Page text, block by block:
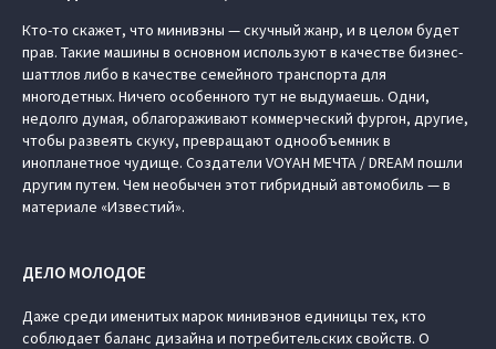
Кто-то скажет, что минивэны — скучный жанр, и в целом будет
прав. Такие машины в основном используют в качестве бизнес-
шаттлов либо в качестве семейного транспорта для
многодетных. Ничего особенного тут не выдумаешь. Одни,
недолго думая, облагораживают коммерческий фургон, другие,
чтобы развеять скуку, превращают однообъемник в
инопланетное чудище. Создатели VOYAH МЕЧТА / DREAM пошли
другим путем. Чем необычен этот гибридный автомобиль — в
материале «Известий».
ДЕЛО МОЛОДОЕ
Даже среди именитых марок минивэнов единицы тех, кто
соблюдает баланс дизайна и потребительских свойств. О